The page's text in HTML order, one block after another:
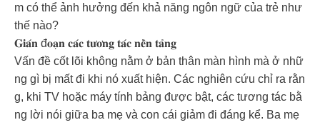
m có thể ảnh hưởng đến khả năng ngôn ngữ của trẻ như
thế nào?
𝐆𝐢𝐚́𝐧 đ𝐨𝐚̣𝐧 𝐜𝐚́𝐜 𝐭𝐮̛𝐨̛𝐧𝐠 𝐭𝐚́𝐜 𝐧𝐞̂̀𝐧 𝐭𝐚̉𝐧𝐠
Vấn đề cốt lõi không nằm ở bản thân màn hình mà ở nhữ
ng gì bị mất đi khi nó xuất hiện. Các nghiên cứu chỉ ra rằn
g, khi TV hoặc máy tính bảng được bật, các tương tác bằ
ng lời nói giữa ba mẹ và con cái giảm đi đáng kể. Ba mẹ